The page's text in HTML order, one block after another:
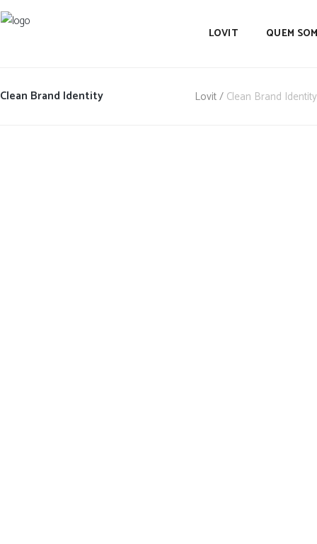
LOVIT QUEM
Clean Brand Identity Lovit/ Clean Brand Identity